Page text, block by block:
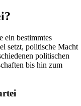
ein bestimmtes
setzt, politische Macht
politischen
bis hin zum